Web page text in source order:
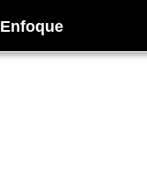
Enfoque